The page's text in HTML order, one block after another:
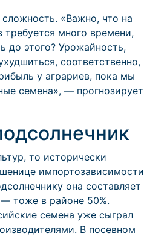
«Важно, что на
требуется много времени,
до этого? Урожайность,
соответственно,
у аграриев, пока мы
семена», — прогнозирует
то исторически
импортозависимости
она составляет
тоже в районе 50%.
семена уже сыграл
В посевном